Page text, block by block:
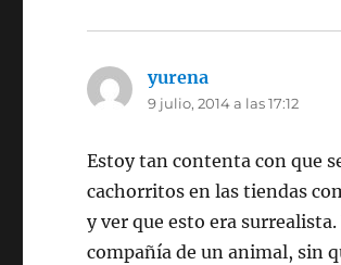
yurena
9 julio, 2014 a las 17:12
Estoy tan contenta con que
cachorritos en las tiendas
y ver que esto era
compañía de un animal, sin